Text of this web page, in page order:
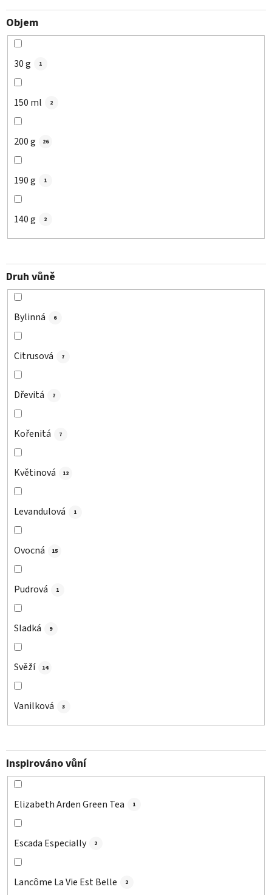
Objem
30 g 1
150 ml 2
200 g 26
190 g 1
140 g 2
Druh vůně
Bylinná 6
Citrusová 7
Dřevitá 7
Kořenitá 7
Květinová 12
Levandulová 1
Ovocná 15
Pudrová 1
Sladká 9
Svěží 14
Vanilková 3
Inspirováno vůní
Elizabeth Arden Green Tea 1
Escada Especially 2
Lancôme La Vie Est Belle 2